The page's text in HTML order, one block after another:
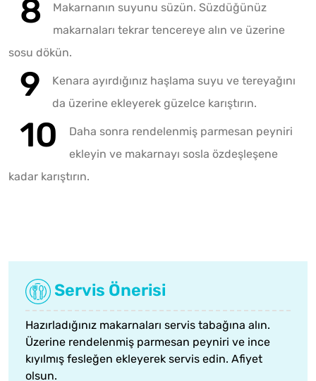
Makarnanın suyunu süzün. Süzdüğünüz
makarnaları tekrar tencereye alın ve üzerine
sosu dökün.
Kenara ayırdığınız haşlama suyu ve tereyağını
da üzerine ekleyerek güzelce karıştırın.
Daha sonra rendelenmiş parmesan peyniri
ekleyin ve makarnayı sosla özdeşleşene
kadar karıştırın.
Servis Önerisi
Hazırladığınız makarnaları servis tabağına alın.
Üzerine rendelenmiş parmesan peyniri ve ince
kıyılmış fesleğen ekleyerek servis edin. Afiyet
olsun.